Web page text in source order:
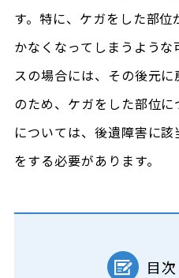
す。特に、ケガをした部
かなくなってしまうよう
スの場合には、その後元
のため、ケガをした部位
については、後遺障害に
をする必要があります。
目次